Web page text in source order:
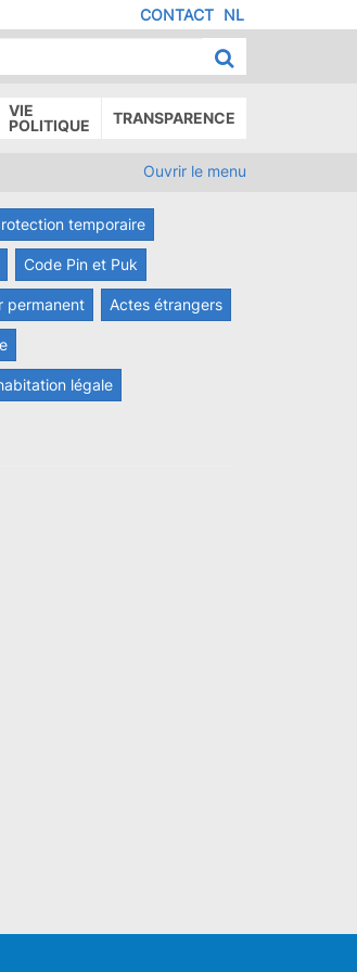
NL
CONTACT
VIE
POLITIQUE
TRANSPARENCE
Ouvrir le menu
temporaire
Code Pin et Puk
permanent Actes étrangers
légale